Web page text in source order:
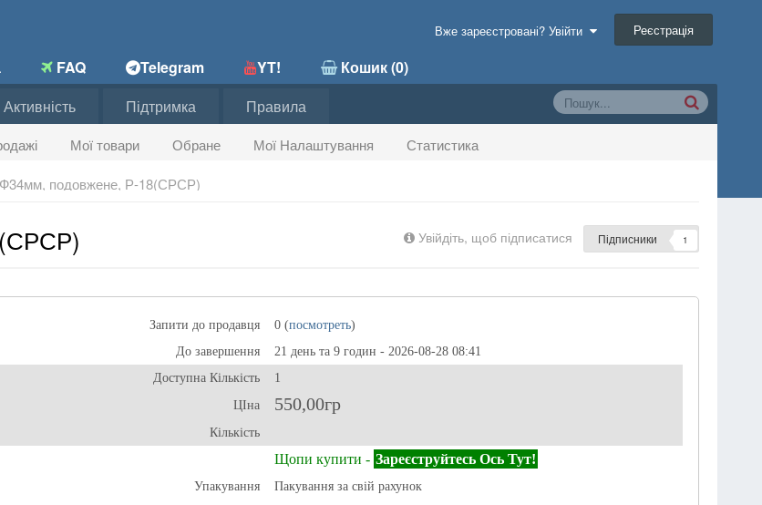
FAQ Telegram YT! Кошик (0)
Вже зареєстровані? Увійти Реєстрація
Мої товари Обране Мої Налаштування Статистика
Активність Підтримка Правила
подовжене, Р-18(СРСР)
Увійдіть, щоб підписатися Підписники 1
Запити до продавця 0 (посмотреть)
До завершення
21 день та 9 годин - 2026-08-28 08:41
Доступна Кількість
1
ЦІна
550,00гр
Кількість
Щопи купити - Зареєструйтесь Ось Тут!
Упакування Пакування за свій рахунок